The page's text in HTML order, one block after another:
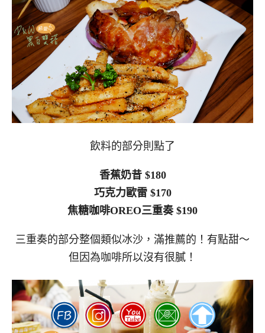
飲料的部分則點了
香蕉奶昔 $180
巧克力歐雷 $170
焦糖咖啡OREO三重奏 $190
三重奏的部分整個類似冰沙，滿推薦的！有點甜～
但因為咖啡所以沒有很膩！